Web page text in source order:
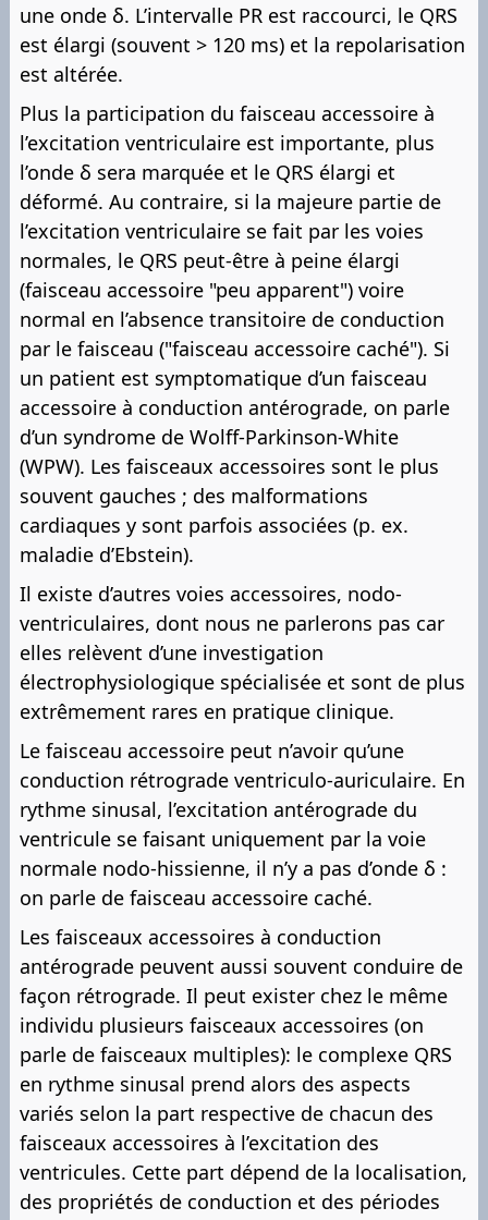
une onde δ. L’intervalle PR est raccourci, le QRS
est élargi (souvent > 120 ms) et la repolarisation
est altérée.
Plus la participation du faisceau accessoire à
l’excitation ventriculaire est importante, plus
l’onde δ sera marquée et le QRS élargi et
déformé. Au contraire, si la majeure partie de
l’excitation ventriculaire se fait par les voies
normales, le QRS peut-être à peine élargi
(faisceau accessoire "peu apparent") voire
normal en l’absence transitoire de conduction
par le faisceau ("faisceau accessoire caché"). Si
un patient est symptomatique d’un faisceau
accessoire à conduction antérograde, on parle
d’un syndrome de Wolff-Parkinson-White
(WPW). Les faisceaux accessoires sont le plus
souvent gauches ; des malformations
cardiaques y sont parfois associées (p. ex.
maladie d’Ebstein).
Il existe d’autres voies accessoires, nodo-
ventriculaires, dont nous ne parlerons pas car
elles relèvent d’une investigation
électrophysiologique spécialisée et sont de plus
extrêmement rares en pratique clinique.
Le faisceau accessoire peut n’avoir qu’une
conduction rétrograde ventriculo-auriculaire. En
rythme sinusal, l’excitation antérograde du
ventricule se faisant uniquement par la voie
normale nodo-hissienne, il n’y a pas d’onde δ :
on parle de faisceau accessoire caché.
Les faisceaux accessoires à conduction
antérograde peuvent aussi souvent conduire de
façon rétrograde. Il peut exister chez le même
individu plusieurs faisceaux accessoires (on
parle de faisceaux multiples): le complexe QRS
en rythme sinusal prend alors des aspects
variés selon la part respective de chacun des
faisceaux accessoires à l’excitation des
ventricules. Cette part dépend de la localisation,
des propriétés de conduction et des périodes